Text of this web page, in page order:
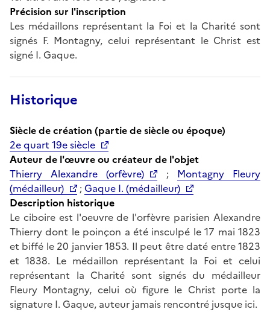
Précision sur l'inscription
Les médaillons représentant la Foi et la Charité sont
signés F. Montagny, celui représentant le Christ est
signé I. Gaque.
Historique
Siècle de création (partie de siècle ou époque)
2e quart 19e siècle
Auteur de l'œuvre ou créateur de l'objet
Thierry Alexandre (orfèvre)
; Montagny Fleury
(médailleur)
;Gaque I. (médailleur)
Description historique
Le ciboire est l'oeuvre de l'orfèvre parisien Alexandre
Thierry dont le poinçon a été insculpé le 17 mai 1823
et biffé le 20 janvier 1853. Il peut être daté entre 1823
et 1838. Le médaillon représentant la Foi et celui
représentant la Charité sont signés du médailleur
Fleury Montagny, celui où figure le Christ porte la
signature I. Gaque, auteur jamais rencontré jusque ici.